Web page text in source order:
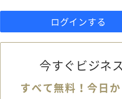
ログインする
今すぐビジネ
すべて無料！今日